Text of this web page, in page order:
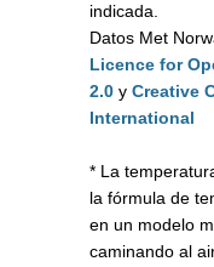
indicada.
Datos Met
Licence for
2.0 y Creative
International
* La
la fórmula de
en un modelo
caminando al